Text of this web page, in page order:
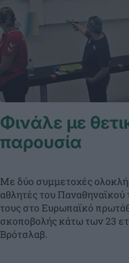
Φινάλε με
παρουσία
Με δύο συμμετοχές
αθλητές του Παναθηναϊκού
τους στο Ευρωπαϊκό
σκοποβολής κάτω των 23
Βρότσλαβ.